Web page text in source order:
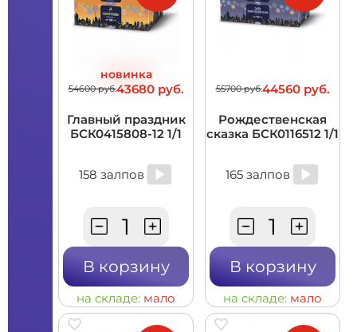
новинка
54600 руб.43680 руб.
Главный праздник
БСК0415808-12 1/1
158 залпов
В корзину
на складе: мало
55700 руб.44560 руб.
Рождественская
сказка БСК0116512 1/1
165 залпов
В корзину
на складе: мало